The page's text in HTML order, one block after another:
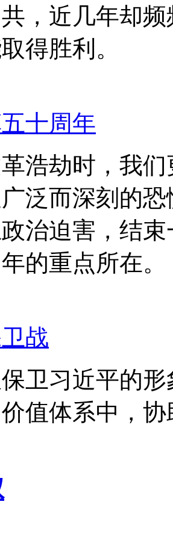
，近几年却
得胜利。
十周年
浩劫时，我
泛而深刻的
治迫害，结
的重点所在。
战
卫习近平的
值体系中，